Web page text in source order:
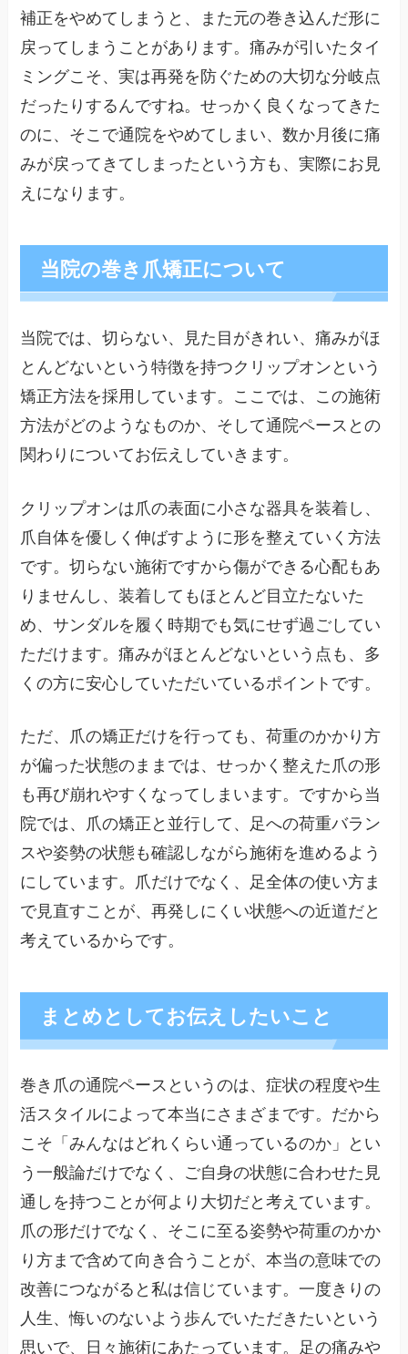
補正をやめてしまうと、また元の巻き込んだ形に
戻ってしまうことがあります。痛みが引いたタイ
ミングこそ、実は再発を防ぐための大切な分岐点
だったりするんですね。せっかく良くなってきた
のに、そこで通院をやめてしまい、数か月後に痛
みが戻ってきてしまったという方も、実際にお見
えになります。
当院の巻き爪矯正について
当院では、切らない、見た目がきれい、痛みがほ
とんどないという特徴を持つクリップオンという
矯正方法を採用しています。ここでは、この施術
方法がどのようなものか、そして通院ペースとの
関わりについてお伝えしていきます。
クリップオンは爪の表面に小さな器具を装着し、
爪自体を優しく伸ばすように形を整えていく方法
です。切らない施術ですから傷ができる心配もあ
りませんし、装着してもほとんど目立たないた
め、サンダルを履く時期でも気にせず過ごしてい
ただけます。痛みがほとんどないという点も、多
くの方に安心していただいているポイントです。
ただ、爪の矯正だけを行っても、荷重のかかり方
が偏った状態のままでは、せっかく整えた爪の形
も再び崩れやすくなってしまいます。ですから当
院では、爪の矯正と並行して、足への荷重バラン
スや姿勢の状態も確認しながら施術を進めるよう
にしています。爪だけでなく、足全体の使い方ま
で見直すことが、再発しにくい状態への近道だと
考えているからです。
まとめとしてお伝えしたいこと
巻き爪の通院ペースというのは、症状の程度や生
活スタイルによって本当にさまざまです。だから
こそ「みんなはどれくらい通っているのか」とい
う一般論だけでなく、ご自身の状態に合わせた見
通しを持つことが何より大切だと考えています。
爪の形だけでなく、そこに至る姿勢や荷重のかか
り方まで含めて向き合うことが、本当の意味での
改善につながると私は信じています。一度きりの
人生、悔いのないよう歩んでいただきたいという
思いで、日々施術にあたっています。足の痛みや